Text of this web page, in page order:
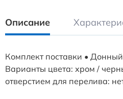
Описание
Комплект поставки •
Варианты цвета: хром /
отверстием для перелива: